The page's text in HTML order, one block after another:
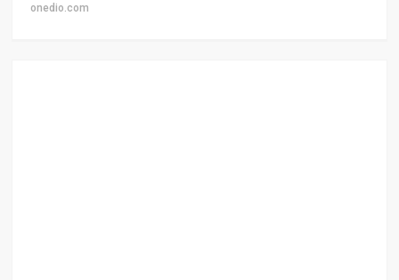
onedio.com